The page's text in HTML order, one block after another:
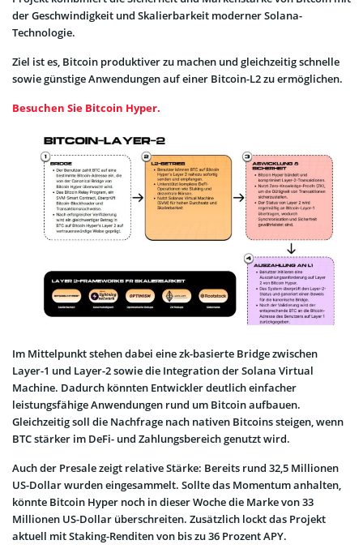
der Geschwindigkeit und Skalierbarkeit moderner Solana-
Technologie.
Ziel ist es, Bitcoin produktiver zu machen und gleichzeitig schnelle
sowie günstige Anwendungen auf einer Bitcoin-L2 zu ermöglichen.
Besuchen Sie Bitcoin Hyper.
Im Mittelpunkt stehen dabei eine zk-basierte Bridge zwischen
Layer-1 und Layer-2 sowie die Integration der Solana Virtual
Machine. Dadurch könnten Entwickler deutlich einfacher
leistungsfähige Anwendungen rund um Bitcoin aufbauen.
Gleichzeitig soll die Nachfrage nach nativen Bitcoins steigen, wenn
BTC stärker im DeFi- und Zahlungsbereich genutzt wird.
Auch der Presale zeigt relative Stärke: Bereits rund 32,5 Millionen
US-Dollar wurden eingesammelt. Sollte das Momentum anhalten,
könnte Bitcoin Hyper noch in dieser Woche die Marke von 33
Millionen US-Dollar überschreiten. Zusätzlich lockt das Projekt
aktuell mit Staking-Renditen von bis zu 36 Prozent APY.